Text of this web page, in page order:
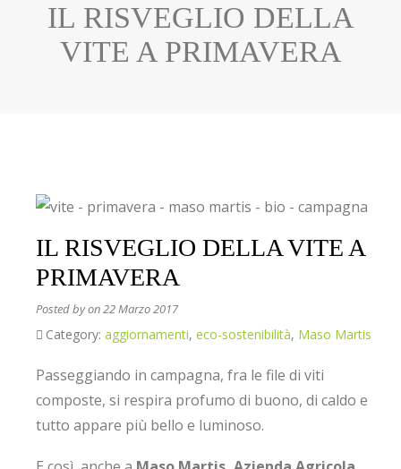
IL RISVEGLIO DELLA
VITE A PRIMAVERA
IL RISVEGLIO DELLA VITE A
PRIMAVERA
Posted byon 22 Marzo 2017
Category: aggiornamenti, eco-sostenibilità, Maso Martis
Passeggiando in campagna, fra le file di viti
composte, si respira profumo di buono, di caldo e
tutto appare più bello e luminoso.